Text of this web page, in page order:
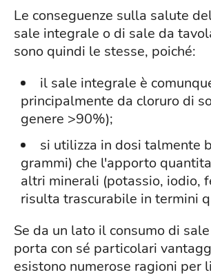
Le conseguenze sulla salute
sale integrale o di sale da
sono quindi le stesse, poiché:
il sale integrale è
principalmente da cloruro di
genere >90%);
si utilizza in dosi talmente
grammi) che l'apporto
altri minerali (potassio, iodio,
risulta trascurabile in termini
Se da un lato il consumo di
porta con sé particolari
esistono numerose ragioni per